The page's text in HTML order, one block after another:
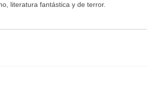
literatura fantástica y de terror.